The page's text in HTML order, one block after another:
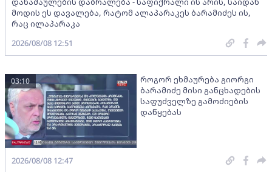
მოდის ეს დავალება, რატომ ალაპარაკეს ბარამიძეს ის,
რაც ილაპარაკა
2026/08/08 12:51
როგორ ეხმაურება გიორგი
ბარამიძე მისი განცხადების
საფუძველზე გამოძიების
დაწყებას
03:10
2026/08/08 12:47